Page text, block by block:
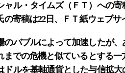
ル・タイムズ（ＦＴ）への寄
寄稿は22日、ＦＴ紙ウェブサ
バブルによって加速したが、
での危機と似ているとする
ルを基軸通貨とした与信拡